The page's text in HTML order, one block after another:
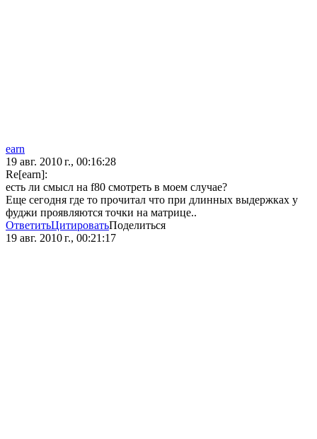
earn
19 авг. 2010 г., 00:16:28
Re[earn]:
есть ли смысл на f80 смотреть в моем случае?
Еще сегодня где то прочитал что при длинных выдержках у
фуджи проявляются точки на матрице..
ОтветитьЦитироватьПоделиться
19 авг. 2010 г., 00:21:17